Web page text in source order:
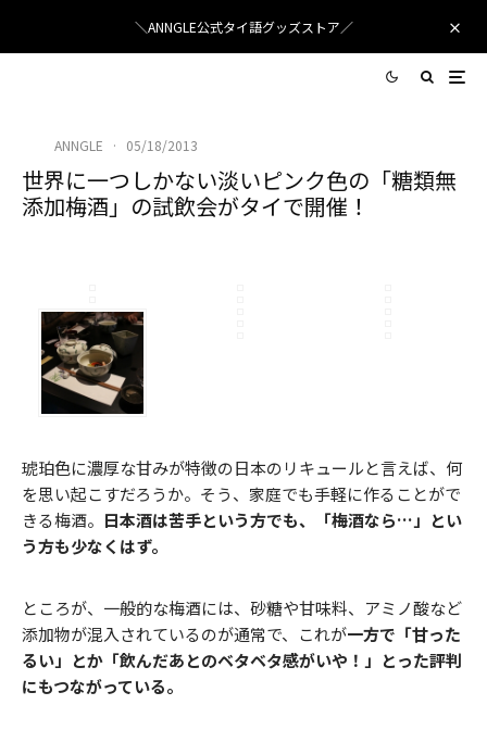
＼ANNGLE公式タイ語グッズストア／
ANNGLE · 05/18/2013
世界に一つしかない淡いピンク色の「糖類無
添加梅酒」の試飲会がタイで開催！
琥珀色に濃厚な甘みが特徴の日本のリキュールと言えば、何
を思い起こすだろうか。そう、家庭でも手軽に作ることがで
きる梅酒。 日本酒は苦手という方でも、「梅酒なら…」とい
う方も少なくはず。
ところが、一般的な梅酒には、砂糖や甘味料、アミノ酸など
添加物が混入されているのが通常で、これが一方で「甘った
るい」とか「飲んだあとのベタベタ感がいや！」とった評判
にもつながっている。